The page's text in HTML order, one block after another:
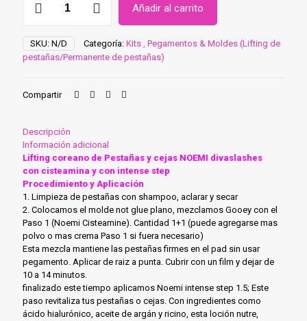
hasta
107,00€
de
pestañas
y
-
cisteamina
y
con
Intense
step
1.5
(KIT-
NOEMI-
002)
cantidad
Añadir al carrito
SKU: N/D Categoría: Kits , Pegamentos & Moldes (Lifting de
pestañas/Permanente de pestañas)
Compartir
Descripción
Información adicional
Lifting coreano de Pestañas y cejas NOEMI divaslashes
con cisteamina y con intense step
Procedimiento y Aplicación
1. Limpieza de pestañas con shampoo, aclarar y secar
2. Colocamos el molde not glue plano, mezclamos Gooey con el
Paso 1 (Noemi Cisteamine). Cantidad 1+1 (puede agregarse mas
polvo o mas crema Paso 1 si fuera necesario)
Esta mezcla mantiene las pestañas firmes en el pad sin usar
pegamento. Aplicar de raiz a punta. Cubrir con un film y dejar de
10 a 14 minutos.
finalizado este tiempo aplicamos Noemi intense step 1.5; Este
paso revitaliza tus pestañas o cejas. Con ingredientes como
ácido hialurónico, aceite de argán y ricino, esta loción nutre,